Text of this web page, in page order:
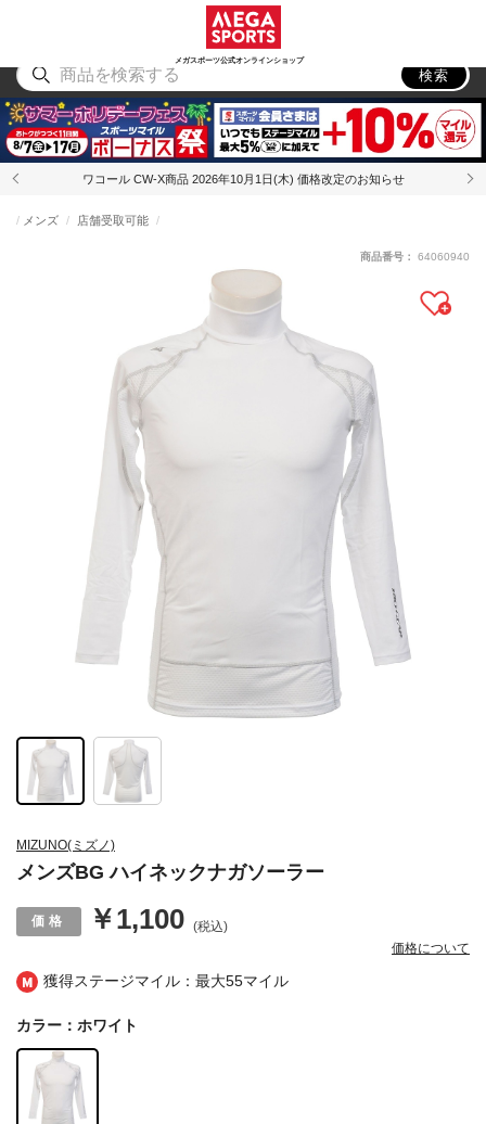
メガスポーツ公式オンラインショップ
アウトドア
検索
ワコール CW-X商品 2026年10月1日(木) 価格改定のお知らせ
獲得ステージマイル：最大55マイル
MIZUNO(ミズノ)
メンズBG ハイネックナガソーラー
メンズ 店舗受取可能
￥1,100 (税込)
価格について
商品番号： 64060940
カラー：ホワイト